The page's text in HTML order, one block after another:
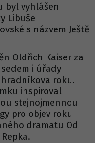
byl vyhlášen
Libuše
s názvem Ještě
Oldřich Kaiser za
i úřady
roku.
inspiroval
stejnojmennou
pro objev roku
dramatu Od